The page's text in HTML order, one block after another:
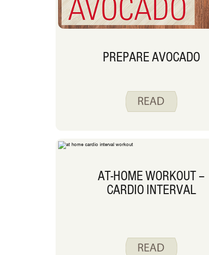
PREPARE AVOCADO
AT-HOME WORKOUT –
CARDIO INTERVAL